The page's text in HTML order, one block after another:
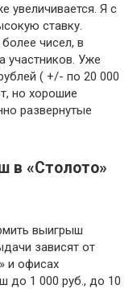
увеличивается. Я с
ставку.
чисел, в
участников. Уже
( +/- по 20 000
но хорошие
развернутые
в «Столото»
выигрыш
зависят от
и офисах
до 1 000 руб., до 10